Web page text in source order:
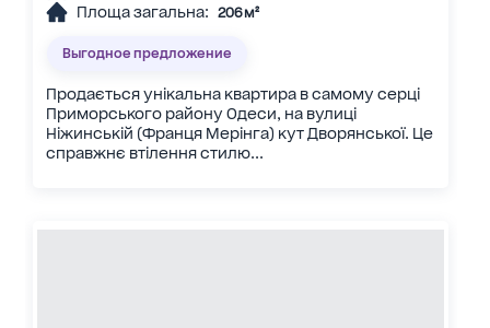
Площа загальна: 206 м²
Выгодное предложение
Продається унікальна квартира в самому серці
Приморського району Одеси, на вулиці
Ніжинській (Франця Мерінга) кут Дворянської. Це
справжнє втілення стилю...